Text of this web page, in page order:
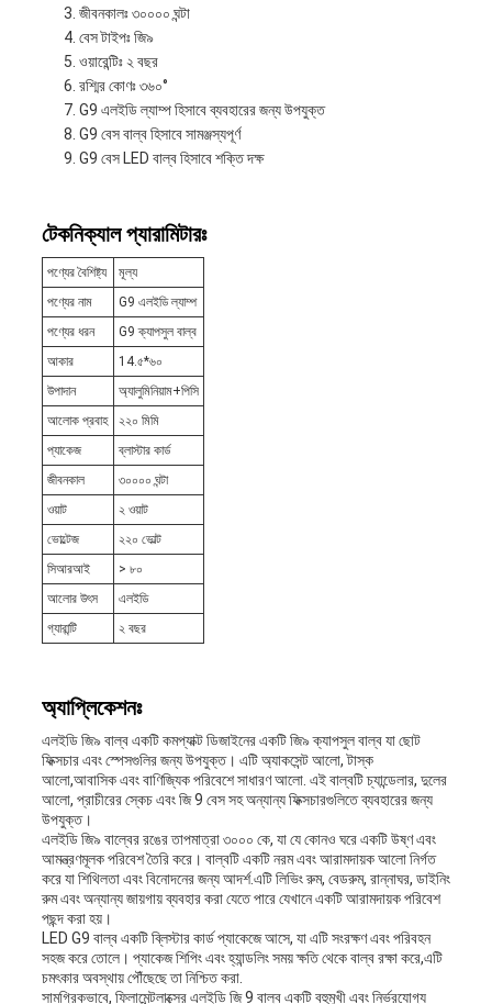
জীবনকালঃ ৩০০০০ ঘন্টা
বেস টাইপঃ জি৯
ওয়ারেন্টিঃ ২ বছর
রশ্মির কোণঃ ৩৬০°
G9 এলইডি ল্যাম্প হিসাবে ব্যবহারের জন্য উপযুক্ত
G9 বেস বাল্ব হিসাবে সামঞ্জস্যপূর্ণ
G9 বেস LED বাল্ব হিসাবে শক্তি দক্ষ
টেকনিক্যাল প্যারামিটারঃ
পণ্যের বৈশিষ্ট্য
মূল্য
পণ্যের নাম
G9 এলইডি ল্যাম্প
পণ্যের ধরন
G9 ক্যাপসুল বাল্ব
আকার
14.৫*৬০
উপাদান
অ্যালুমিনিয়াম+পিসি
আলোক প্রবাহ
২২০ মিমি
প্যাকেজ
ব্লাস্টার কার্ড
জীবনকাল
৩০০০০ ঘন্টা
ওয়াট
২ ওয়াট
ভোল্টেজ
২২০ ভোল্ট
সিআরআই
> ৮০
আলোর উৎস
এলইডি
গ্যারান্টি
২ বছর
অ্যাপ্লিকেশনঃ
এলইডি জি৯ বাল্ব একটি কমপ্যাক্ট ডিজাইনের একটি জি৯ ক্যাপসুল বাল্ব যা ছোট
ফিক্সচার এবং স্পেসগুলির জন্য উপযুক্ত। এটি অ্যাকসেন্ট আলো, টাস্ক
আলো,আবাসিক এবং বাণিজ্যিক পরিবেশে সাধারণ আলো. এই বাল্বটি চ্যান্ডেলার, দুলের
আলো, প্রাচীরের স্কেচ এবং জি 9 বেস সহ অন্যান্য ফিক্সচারগুলিতে ব্যবহারের জন্য
উপযুক্ত।
এলইডি জি৯ বাল্বের রঙের তাপমাত্রা ৩০০০ কে, যা যে কোনও ঘরে একটি উষ্ণ এবং
আমন্ত্রণমূলক পরিবেশ তৈরি করে। বাল্বটি একটি নরম এবং আরামদায়ক আলো নির্গত
করে যা শিথিলতা এবং বিনোদনের জন্য আদর্শ.এটি লিভিং রুম, বেডরুম, রান্নাঘর, ডাইনিং
রুম এবং অন্যান্য জায়গায় ব্যবহার করা যেতে পারে যেখানে একটি আরামদায়ক পরিবেশ
পছন্দ করা হয়।
LED G9 বাল্ব একটি ব্লিস্টার কার্ড প্যাকেজে আসে, যা এটি সংরক্ষণ এবং পরিবহন
সহজ করে তোলে। প্যাকেজ শিপিং এবং হ্যান্ডলিং সময় ক্ষতি থেকে বাল্ব রক্ষা করে,এটি
চমৎকার অবস্থায় পৌঁছেছে তা নিশ্চিত করা.
সামগ্রিকভাবে, ফিলামেন্টলাক্সের এলইডি জি 9 বাল্ব একটি বহুমুখী এবং নির্ভরযোগ্য